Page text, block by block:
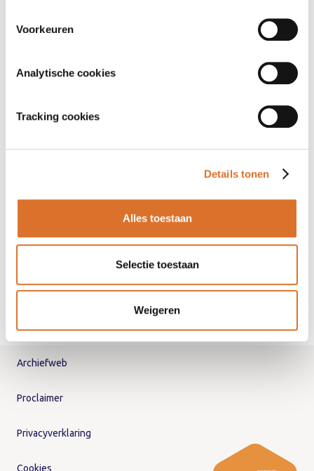
Voorkeuren
Analytische cookies
Tracking cookies
Details tonen
Alles toestaan
Selectie toestaan
Weigeren
Initiatief van
Archiefweb
Proclaimer
Privacyverklaring
Cookies